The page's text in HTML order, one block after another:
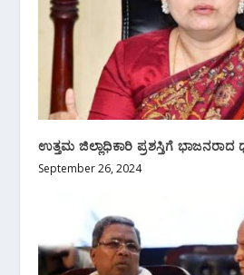
ಉತ್ತಮ ಜಿಲ್ಲಾಧಿಕಾರಿ ಪ್ರಶಸ್ತಿಗೆ ಭಾಜನರಾದ
September 26, 2024